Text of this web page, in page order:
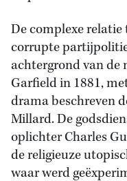
De complexe
corrupte
achtergrond van de
Garfield in 1881,
drama beschreven
Millard. De
oplichter Charles
de religieuze
waar werd